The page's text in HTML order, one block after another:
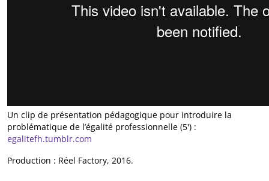
Un clip de présentation pédagogique pour introduire la
problématique de l’égalité professionnelle (5') :
egalitefh.tumblr.com
Production : Réel Factory, 2016.